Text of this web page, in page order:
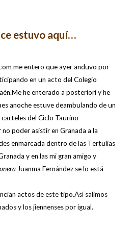
estuvo aquí…
me entero que ayer anduvo por
en un acto del Colegio
he enterado a posteriori y he
anoche estuve deambulando de un
del Ciclo Taurino
poder asistir en Granada a la
enmarcada dentro de las Tertulias
y en las mi gran amigo y
Juanma Fernández se lo está
actos de este tipo.Así salimos
y los jiennenses por igual.